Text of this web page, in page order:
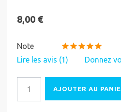
8,00 €
Note
Lire les avis (1) Donnez
AJOUTER AU